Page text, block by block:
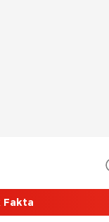
Fakta